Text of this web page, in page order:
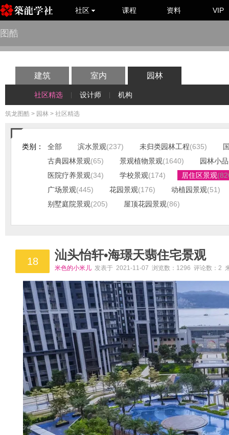
社区 课程 资料 VIP
图酷
建筑 室内 园林
社区精选 设计师 机构
筑龙图酷 > 园林 > 社区精选
类别： 全部 滨水景观(237) 未归类园林工程(635)
古典园林景观(65) 景观植物景观(1640) 园林小品
医院疗养景观(34) 学校景观(174) 居住区景观
广场景观(445) 花园景观(176) 动植园景观(51)
别墅庭院景观(205) 屋顶花园景观(86)
18 汕头怡轩•海璟天翡住宅景观
米色的小米儿 发表于 2021-11-07 浏览数：1296 评论数：2